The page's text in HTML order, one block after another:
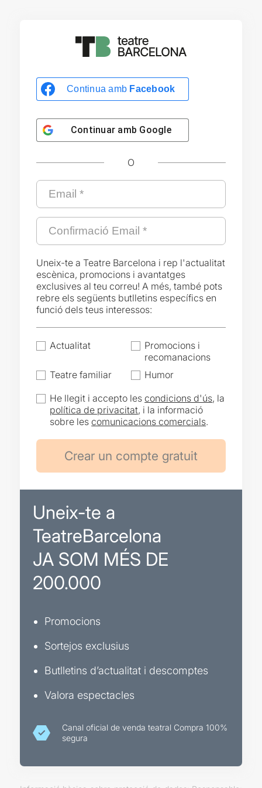
Continua amb Facebook
Continuar amb Google
O
Uneix-te a Teatre Barcelona i rep l'actualitat
escènica, promocions i avantatges
exclusives al teu correu! A més, també pots
rebre els següents butlletins específics en
funció dels teus interessos:
Actualitat
Promocions i
recomanacions
Teatre familiar
Humor
He llegit i accepto lescondicions d'ús, la
política de privacitat, i la informació
sobre lescomunicacions comercials.
Uneix-te a
TeatreBarcelona
JA SOM MÉS DE
200.000
Promocions
Sortejos exclusius
Butlletins d’actualitat i descomptes
Valora espectacles
Canal oficial de venda teatral Compra 100%
segura